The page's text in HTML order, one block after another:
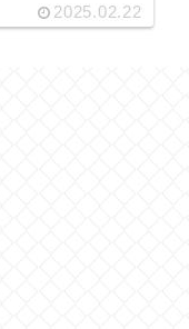
2025.02.22